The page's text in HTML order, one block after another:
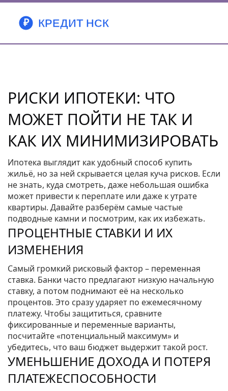
РИСКИ ИПОТЕКИ: ЧТО
МОЖЕТ ПОЙТИ НЕ ТАК И
КАК ИХ МИНИМИЗИРОВАТЬ
Ипотека выглядит как удобный способ купить
жильё, но за ней скрывается целая куча рисков. Если
не знать, куда смотреть, даже небольшая ошибка
может привести к переплате или даже к утрате
квартиры. Давайте разберём самые частые
подводные камни и посмотрим, как их избежать.
ПРОЦЕНТНЫЕ СТАВКИ И ИХ
ИЗМЕНЕНИЯ
Самый громкий рисковый фактор – переменная
ставка. Банки часто предлагают низкую начальную
ставку, а потом поднимают её на несколько
процентов. Это сразу ударяет по ежемесячному
платежу. Чтобы защититься, сравните
фиксированные и переменные варианты,
посчитайте «потенциальный максимум» и
убедитесь, что ваш бюджет выдержит такой рост.
УМЕНЬШЕНИЕ ДОХОДА И ПОТЕРЯ
ПЛАТЕЖЕСПОСОБНОСТИ